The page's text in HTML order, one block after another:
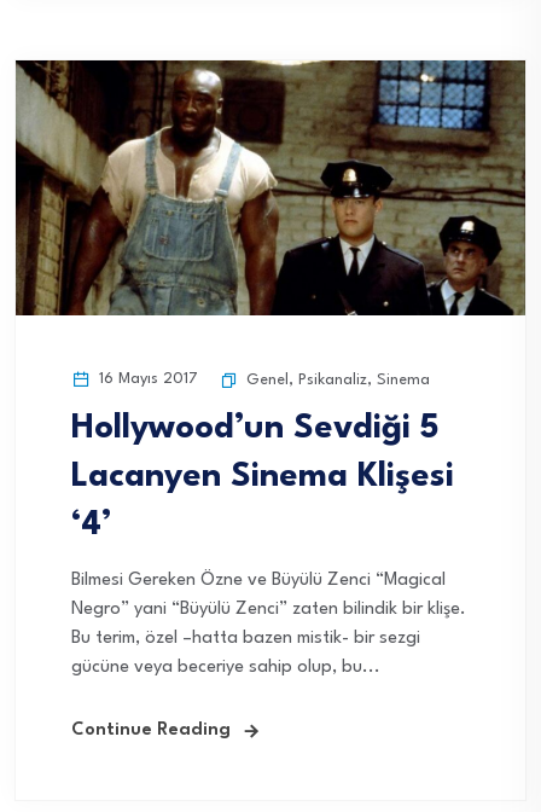
16 Mayıs 2017 Genel , Psikanaliz, Sinema
Hollywood’un Sevdiği 5
Lacanyen Sinema Klişesi
‘4’
Bilmesi Gereken Özne ve Büyülü Zenci “Magical
Negro” yani “Büyülü Zenci” zaten bilindik bir klişe.
Bu terim, özel –hatta bazen mistik- bir sezgi
gücüne veya beceriye sahip olup, bu...
Continue Reading